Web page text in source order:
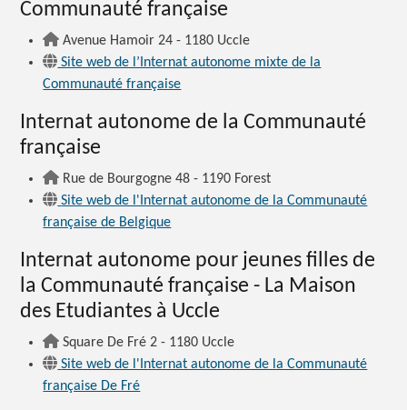
Communauté française
Avenue Hamoir 24 - 1180 Uccle
Site web de l’Internat autonome mixte de la
Communauté française
Internat autonome de la Communauté
française
Rue de Bourgogne 48 - 1190 Forest
Site web de l'Internat autonome de la Communauté
française de Belgique
Internat autonome pour jeunes filles de
la Communauté française - La Maison
des Etudiantes à Uccle
Square De Fré 2 - 1180 Uccle
Site web de l'Internat autonome de la Communauté
française De Fré